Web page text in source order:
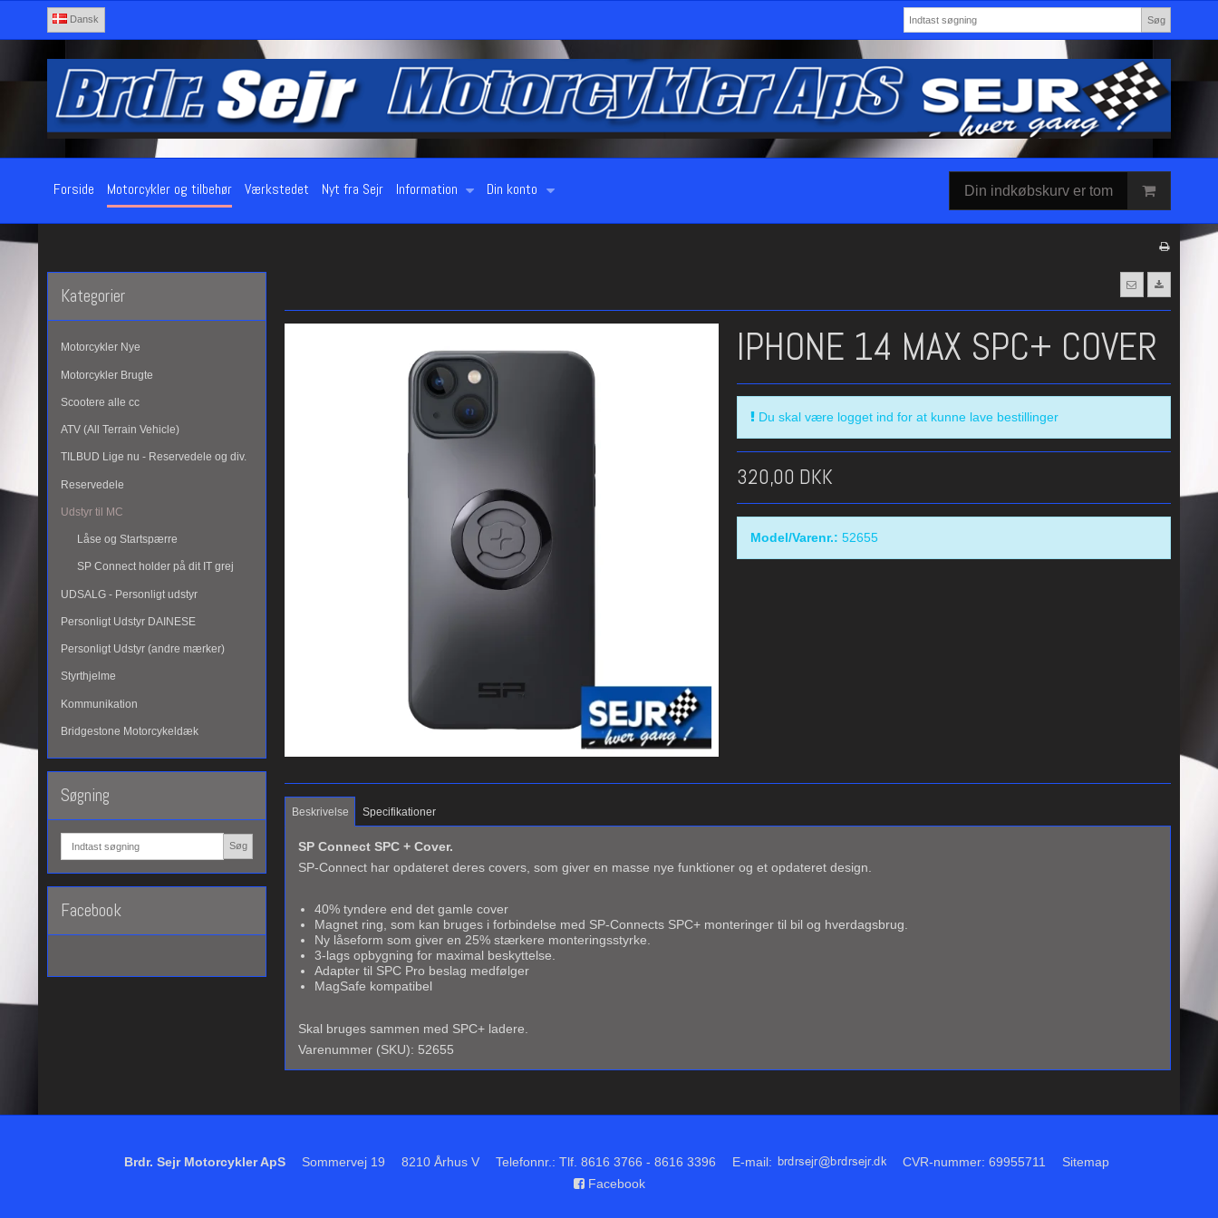
Dansk Søg
Forside Motorcykler og tilbehør Værkstedet Nyt fra Sejr Information Din konto Din indkøbskurv er tom
Kategorier
Motorcykler Nye
Motorcykler Brugte
Scootere alle cc
ATV (All Terrain Vehicle)
TILBUD Lige nu - Reservedele og div.
Reservedele
Udstyr til MC
Låse og Startspærre
SP Connect holder på dit IT grej
UDSALG - Personligt udstyr
Personligt Udstyr DAINESE
Personligt Udstyr (andre mærker)
Styrthjelme
Kommunikation
Bridgestone Motorcykeldæk
Søgning
Søg
Facebook
IPHONE 14 MAX SPC+ COVER
Du skal være logget ind for at kunne lave bestillinger
320,00 DKK
Model/Varenr.: 52655
Beskrivelse Specifikationer
SP Connect SPC + Cover.
SP-Connect har opdateret deres covers, som giver en masse nye funktioner og et opdateret design.
40% tyndere end det gamle cover
Magnet ring, som kan bruges i forbindelse med SP-Connects SPC+ monteringer til bil og hverdagsbrug.
Ny låseform som giver en 25% stærkere monteringsstyrke.
3-lags opbygning for maximal beskyttelse.
Adapter til SPC Pro beslag medfølger
MagSafe kompatibel
Skal bruges sammen med SPC+ ladere.
Varenummer (SKU): 52655
Brdr. Sejr Motorcykler ApS Sommervej 19 8210 Århus V Telefonnr. : Tlf. 8616 3766 - 8616 3396 E-mail: CVR-nummer: 69955711
Sitemap
Facebook